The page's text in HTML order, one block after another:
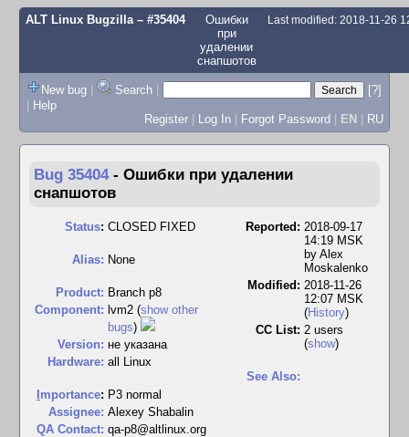
ALT Linux Bugzilla– #35404
Ошибки
при
удалении
снапшотов
Last modified: 2018-11-26
New bug | Search |
[?]
| Help
Register | Log In | Forgot Password | EN | RU
Bug 35404 - Ошибки при удалении
снапшотов
Status: CLOSED FIXED
Alias: None
Product: Branch p8
Component: lvm2 (show other
bugs)
Version: не указана
Hardware: all Linux
mportance: P3 normal
Assignee: Alexey Shabalin
QA Contact: qa-p8@altlinux.org
Reported: 2018-09-17
14:19 MSK
by Alex
Moskalenko
Modified: 2018-11-26
12:07 MSK
(History)
CC List: 2 users
(show)
See Also: